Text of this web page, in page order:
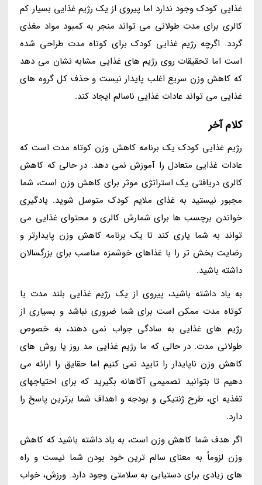
غذایی کودک وجود ندارد اما پیروی از یک رژیم غذایی بسیار کم
کالری برای مدت طولانی می تواند منجر به کمبود مواد مغذی
گردد. اگرچه رژیم غذایی کودک برای کوتاه مدت طراحی شده
است اما تحقیقات روی رژیم های غذایی مشابه نشان می دهد
که کاهش وزن سریع اغلب پایدار نیست و حذف کل گروه های
غذایی می تواند عادات غذایی ناسالم ایجاد کند.
کلام آخر
رژیم غذایی کودک یک برنامه کاهش وزن کوتاه مدت است که
عادات غذایی متعادل را آموزش نمی دهد. در حالی که کاهش
کالری دریافتی یک استراتژی موثر برای کاهش وزن است، شما
مجبور نیستید به غذای ملایم کودک متوسل شوید. یادگیری
خواندن برچسب ها برای شمارش کالری و محتوای غذایی می
تواند به شما یاری کند تا یک برنامه کاهش وزن پایدارتر و
رضایت بخش تر را با غذاهای خوشمزه مناسب برای بزرگسالان
داشته باشید.
به یاد داشته باشید، پیروی از یک رژیم غذایی بلند مدت یا
کوتاه مدت ممکن است برای شما ضروری نباشد و بسیاری از
رژیم های غذایی به سادگی جواب نمی دهند، به خصوص
طولانی مدت. در حالی که ما رژیم غذایی مد روز یا روش های
کاهش وزن ناپایدار را تایید نمی کنیم اما حقایق را ارائه می
دهیم تا بتوانید تصمیمی آگاهانه بگیرید که برای احتیاجهای
تغذیه ای، طرح ژنتیکی و بودجه و اهداف شما برترین پاسخ را
دارد.
اگر هدف شما کاهش وزن است، به یاد داشته باشید که کاهش
وزن لزوماً به معنای سالم ترین خود بودن شما نیست و راه
های زیادی برای دستیابی به سلامتی وجود دارد. ورزش، خواب